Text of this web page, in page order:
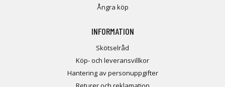
Ångra köp
INFORMATION
Skötselråd
Köp- och leveransvillkor
Hantering av personuppgifter